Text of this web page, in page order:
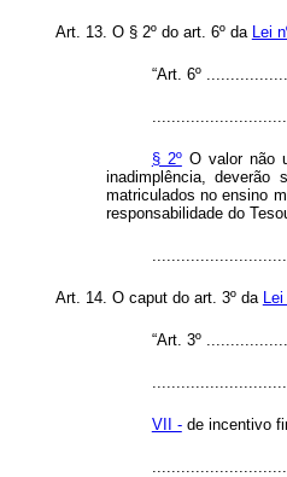
Art. 13. O § 2º do art. 6º da Lei
“Art. 6º
§ 2ºO valor não
inadimplência, deverão
matriculados no ensino
responsabilidade do
Art. 14. O caputdo art. 3º da
“Art. 3º
VII -de incentivo